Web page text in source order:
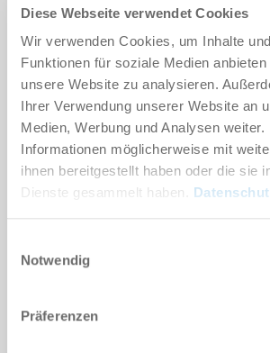
Diese Webseite verwendet Cookies
Wir verwenden Cookies, um Inhalte
Funktionen für soziale Medien
unsere Website zu analysieren.
Ihrer Verwendung unserer Website an
Medien, Werbung und Analysen
Informationen möglicherweise mit
ihnen bereitgestellt haben oder die sie
Dienste gesammelt haben.
Notwendig
Präferenzen
GBV50
65 [N]